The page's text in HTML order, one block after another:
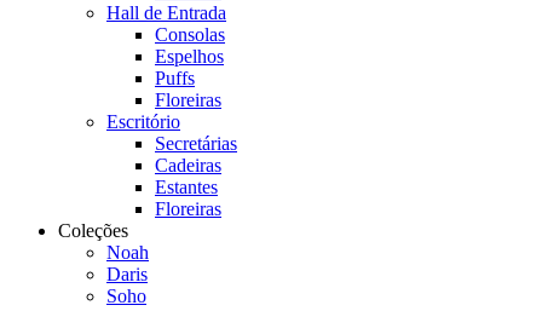
Hall de Entrada
Consolas
Espelhos
Puffs
Floreiras
Escritório
Secretárias
Cadeiras
Estantes
Floreiras
Coleções
Noah
Daris
Soho